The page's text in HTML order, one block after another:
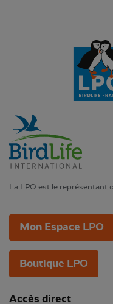
La LPO est le représentant
Mon Espace LPO
Boutique LPO
Accès direct